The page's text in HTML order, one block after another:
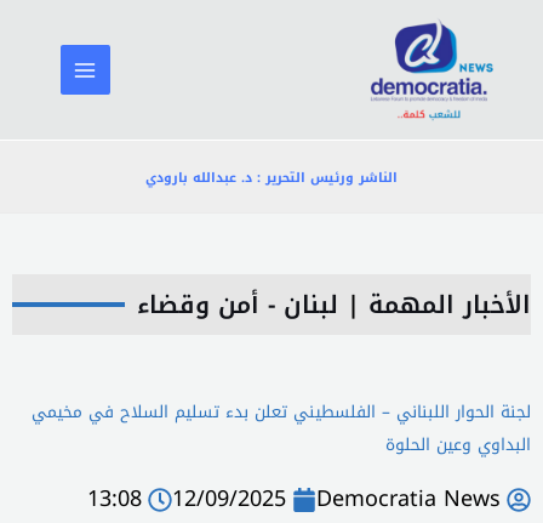
المحتوى
الناشر ورئيس التحرير : د. عبدالله بارودي
الأخبار المهمة | لبنان - أمن وقضاء
لجنة الحوار اللبناني – الفلسطيني تعلن بدء تسليم السلاح في مخيمي
البداوي وعين الحلوة
Democratia News
12/09/2025
13:08